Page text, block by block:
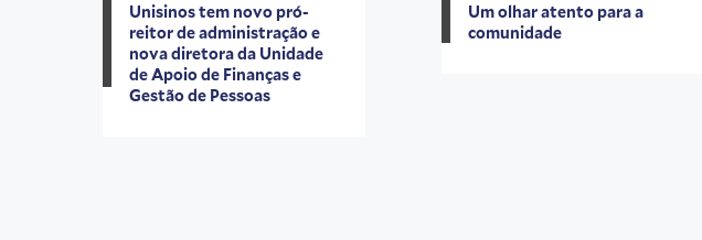
Unisinos tem novo pró-
reitor de administração e
nova diretora da Unidade
de Apoio de Finanças e
Gestão de Pessoas
Um olhar atento para a
comunidade